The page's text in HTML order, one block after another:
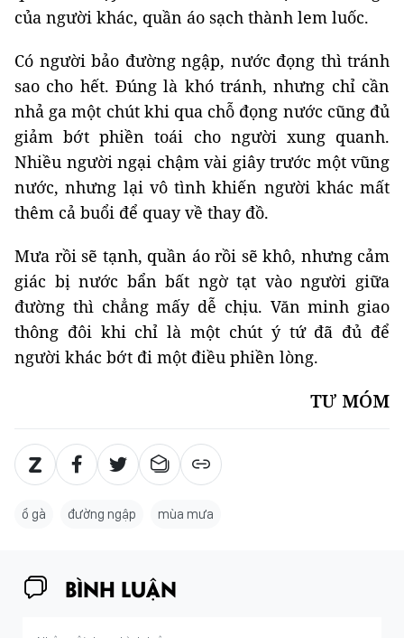
của người khác, quần áo sạch thành lem luốc.
Có người bảo đường ngập, nước đọng thì tránh
sao cho hết. Đúng là khó tránh, nhưng chỉ cần
nhả ga một chút khi qua chỗ đọng nước cũng đủ
giảm bớt phiền toái cho người xung quanh.
Nhiều người ngại chậm vài giây trước một vũng
nước, nhưng lại vô tình khiến người khác mất
thêm cả buổi để quay về thay đồ.
Mưa rồi sẽ tạnh, quần áo rồi sẽ khô, nhưng cảm
giác bị nước bẩn bất ngờ tạt vào người giữa
đường thì chẳng mấy dễ chịu. Văn minh giao
thông đôi khi chỉ là một chút ý tứ đã đủ để
người khác bớt đi một điều phiền lòng.
TƯ MÓM
ổ gà đường ngập mùa mưa
BÌNH LUẬN